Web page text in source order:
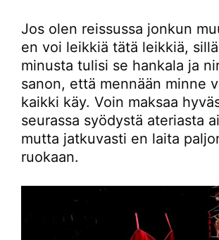
Jos olen reissussa jonkun
en voi leikkiä tätä leikkiä,
minusta tulisi se hankala ja
sanon, että mennään minne
kaikki käy. Voin maksaa
seurassa syödystä ateriasta
mutta jatkuvasti en laita
ruokaan.